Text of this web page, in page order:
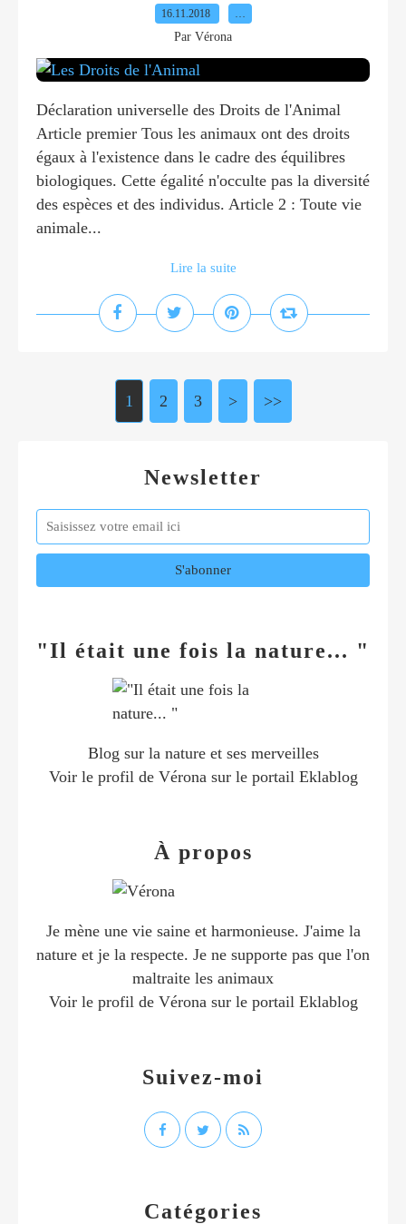
16.11.2018 …
Par Vérona
Déclaration universelle des Droits de l'Animal
Article premier Tous les animaux ont des droits
égaux à l'existence dans le cadre des équilibres
biologiques. Cette égalité n'occulte pas la diversité
des espèces et des individus. Article 2 : Toute vie
animale...
Lire la suite
1 2 3 > >>
Newsletter
Catégories
"Il était une fois la nature... "
Blog sur la nature et ses merveilles
Voir le profil de Véronasur le portail Eklablog
Suivez-moi
À propos
Je mène une vie saine et harmonieuse. J'aime la
nature et je la respecte. Je ne supporte pas que l'on
maltraite les animaux
Voir le profil de Véronasur le portail Eklablog